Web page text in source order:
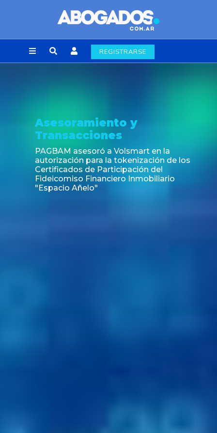
REGISTRARSE
Asesoramiento y
Transacciones
PAGBAM asesoró a Volsmart en la
autorización para la tokenización de los
Certificados de Participación del
Fideicomiso Financiero Inmobiliario
"Espacio Añelo"